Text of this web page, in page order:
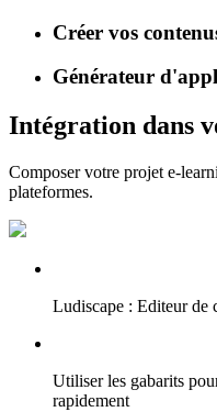
Créer vos
Générateur
Intégration dans
Composer votre projet e-
plateformes.
Ludiscape : Editeur de
Utiliser les gabarits
rapidement